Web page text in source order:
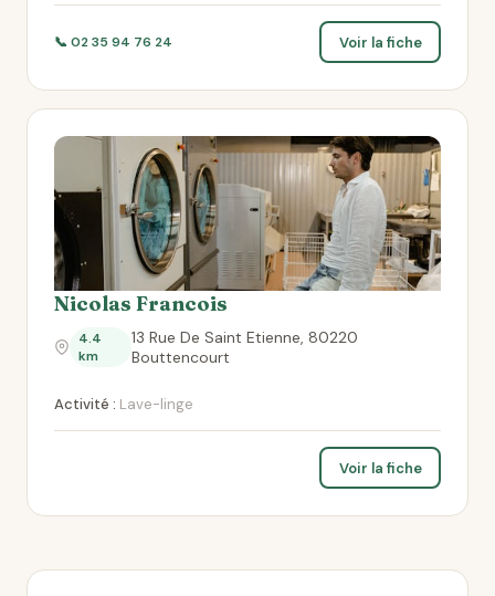
📞 02 35 94 76 24 Voir la fiche
Nicolas Francois
4.4
km
13 Rue De Saint Etienne, 80220
Bouttencourt
Activité : Lave-linge
Voir la fiche